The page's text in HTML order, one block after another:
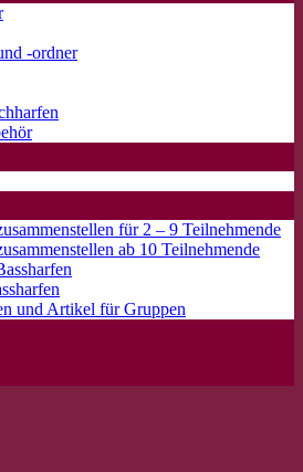
-ordner
für 2 – 9 Teilnehmende
ab 10 Teilnehmende
und Artikel für Gruppen